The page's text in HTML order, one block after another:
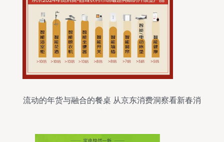
流动的年货与融合的餐桌 从京东消费洞察看新春消